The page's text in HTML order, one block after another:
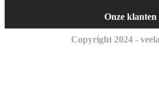
Onze klanten
Copyright 2024 -